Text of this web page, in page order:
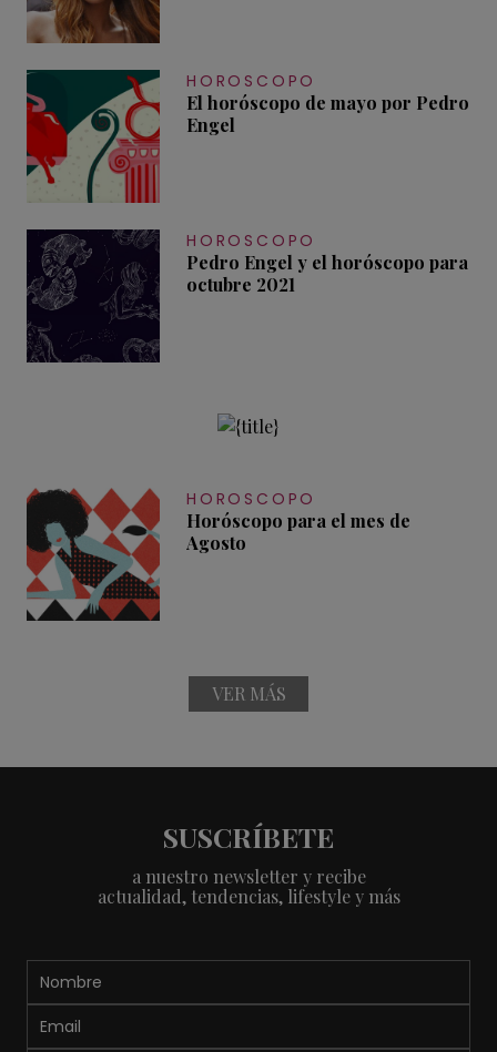
HOROSCOPO
El horóscopo de mayo por Pedro
Engel
HOROSCOPO
Pedro Engel y el horóscopo para
octubre 2021
HOROSCOPO
Horóscopo para el mes de
Agosto
VER MÁS
SUSCRÍBETE
a nuestro newsletter y recibe
actualidad, tendencias, lifestyle y más